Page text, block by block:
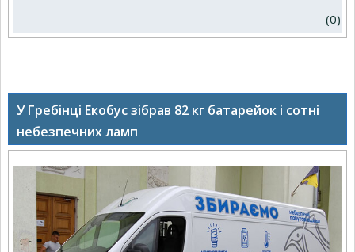
(0)
У Гребінці Екобус зібрав 82 кг батарейок і сотні
небезпечних ламп